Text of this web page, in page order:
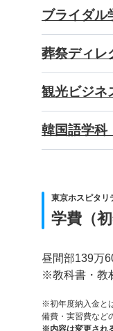
ブライダル
葬祭ディレ
観光ビジネ
韓国語学科
東京ホスピタリ
学費（
昼間部139万
※教科書・教
※初年度納入金と
備費・実習費など
※内容は変更され